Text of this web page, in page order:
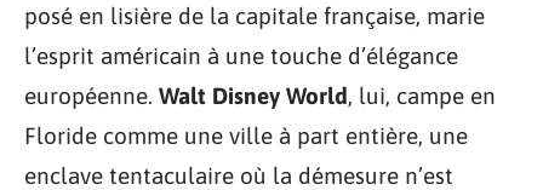
posé en lisière de la capitale française, marie
l’esprit américain à une touche d’élégance
européenne. Walt Disney World, lui, campe en
Floride comme une ville à part entière, une
enclave tentaculaire où la démesure n’est